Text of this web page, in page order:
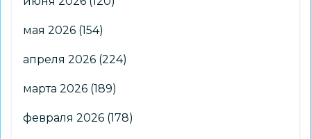
мая 2026 (154)
апреля 2026 (224)
марта 2026 (189)
февраля 2026 (178)